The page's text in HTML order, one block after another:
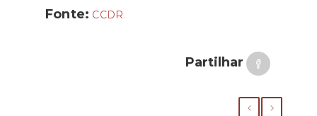
Fonte: CCDR
Partilhar